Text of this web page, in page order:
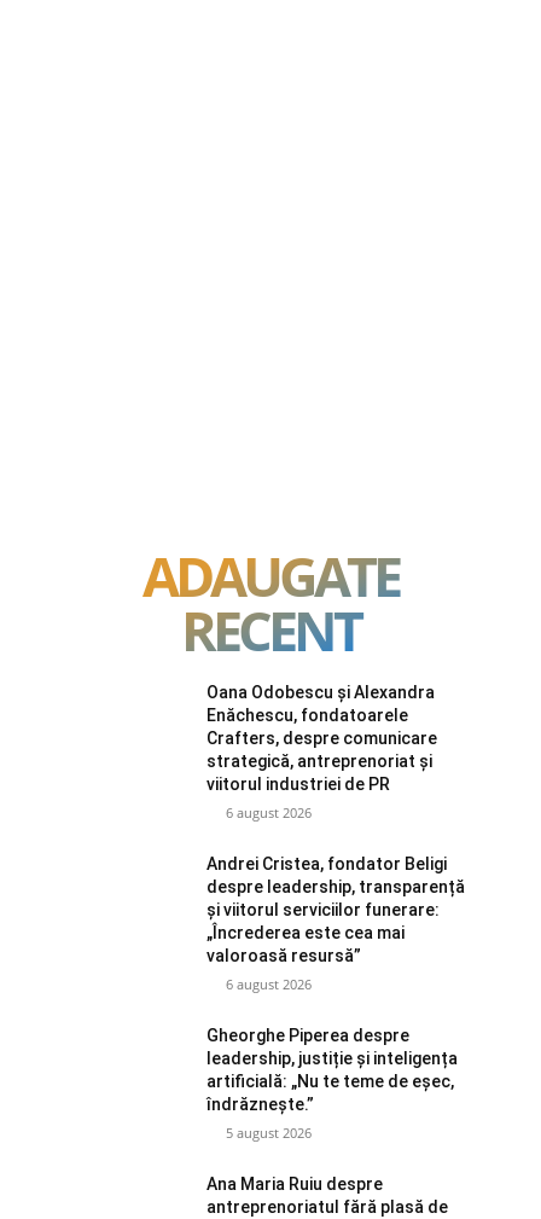
ADAUGATE
RECENT
Oana Odobescu și Alexandra
Enăchescu, fondatoarele
Crafters, despre comunicare
strategică, antreprenoriat și
viitorul industriei de PR
6 august 2026
Andrei Cristea, fondator Beligi
despre leadership, transparență
și viitorul serviciilor funerare:
„Încrederea este cea mai
valoroasă resursă”
6 august 2026
Gheorghe Piperea despre
leadership, justiție și inteligența
artificială: „Nu te teme de eșec,
îndrăznește.”
5 august 2026
Ana Maria Ruiu despre
antreprenoriatul fără plasă de